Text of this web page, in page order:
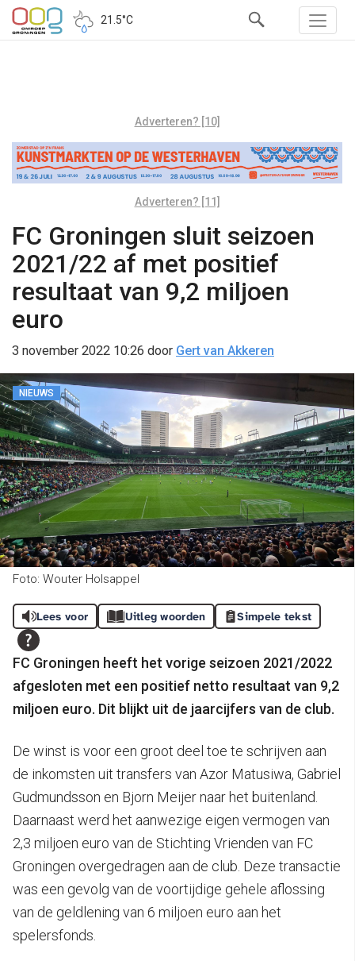
21.5°C
Adverteren? [10]
Adverteren? [11]
FC Groningen sluit seizoen
2021/22 af met positief
resultaat van 9,2 miljoen
euro
3 november 2022 10:26 door Gert van Akkeren
NIEUWS
Foto: Wouter Holsappel
Lees voor Uitleg woorden Simpele tekst
FC Groningen heeft het vorige seizoen 2021/2022
afgesloten met een positief netto resultaat van 9,2
miljoen euro. Dit blijkt uit de jaarcijfers van de club.
De winst is voor een groot deel toe te schrijven aan
de inkomsten uit transfers van Azor Matusiwa, Gabriel
Gudmundsson en Bjorn Meijer naar het buitenland.
Daarnaast werd het aanwezige eigen vermogen van
2,3 miljoen euro van de Stichting Vrienden van FC
Groningen overgedragen aan de club. Deze transactie
was een gevolg van de voortijdige gehele aflossing
van de geldlening van 6 miljoen euro aan het
spelersfonds.